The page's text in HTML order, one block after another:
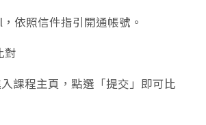
依照信件指引開通帳號。
對
課程主頁，點選「提交」即可比